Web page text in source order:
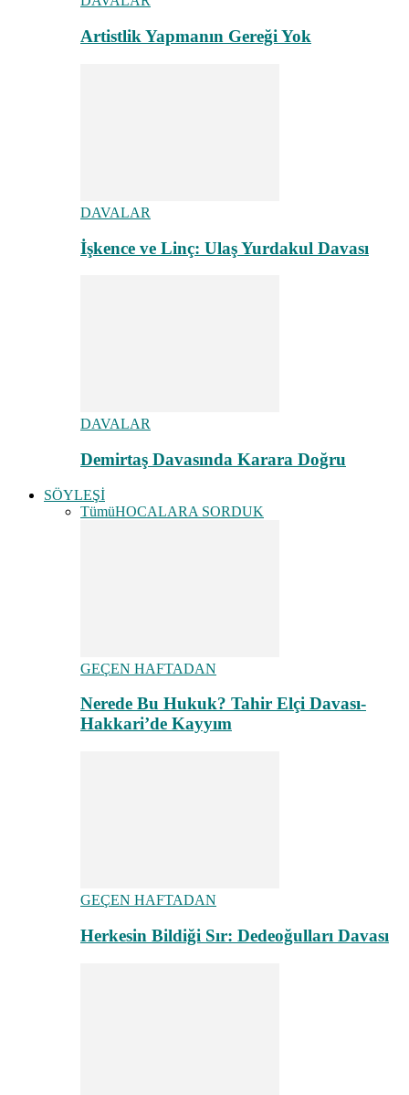
Artistlik Yapmanın Gereği Yok
DAVALAR
İşkence ve Linç: Ulaş Yurdakul Davası
DAVALAR
Demirtaş Davasında Karara Doğru
SÖYLEŞİ
TümüHOCALARA SORDUK
GEÇEN HAFTADAN
Nerede Bu Hukuk? Tahir Elçi Davası-
Hakkari’de Kayyım
GEÇEN HAFTADAN
Herkesin Bildiği Sır: Dedeoğulları Davası